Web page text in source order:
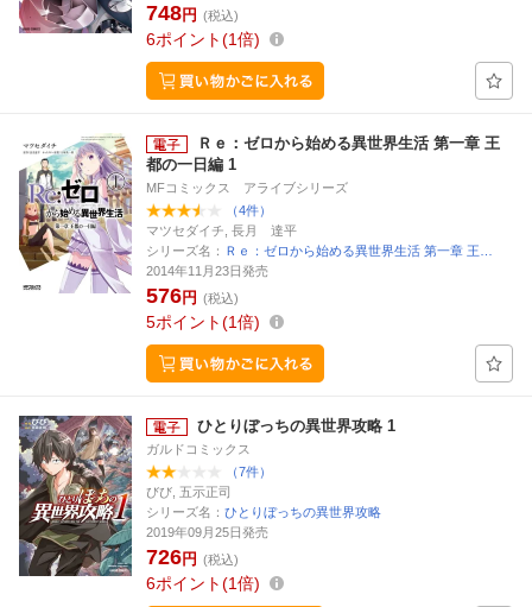
748円 (税込)
6ポイント 1倍
Ｒｅ：ゼロから始める異世界生活 第一章 王
都の一日編 1
MFコミックス アライブシリーズ
（4件）
マツセダイチ, 長月 達平
シリーズ名： Ｒｅ：ゼロから始める異世界生活 第一章 王…
2014年11月23日発売
576円 (税込)
5ポイント 1倍
ひとりぼっちの異世界攻略 1
ガルドコミックス
（7件）
びび, 五示正司
シリーズ名： ひとりぼっちの異世界攻略
2019年09月25日発売
726円 (税込)
6ポイント 1倍